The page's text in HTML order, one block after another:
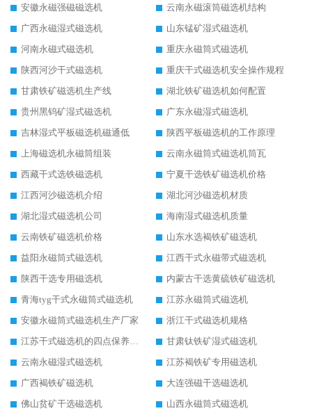
安徽永磁强磁磁选机
云南永磁滚筒磁选机结构
广西永磁湿式磁选机
山东锰矿湿式磁选机
河南永磁式磁选机
重庆永磁筒式磁选机
陕西河沙干式磁选机
重庆干式磁选机安全操作规程
甘肃铁矿磁选机生产线
湖北铁矿磁选机如何配置
贵州黑钨矿湿式磁选机
广东永磁湿式磁选机
吉林湿式平板磁选机磁通低
陕西平板磁选机的工作原理
上海磁选机永磁筒组装
云南永磁筒式磁选机筒瓦
西藏干式选铁磁选机
宁夏干选铁矿磁选机价格
江西河沙磁选机介绍
湖北河沙磁选机材质
湖北湿式磁选机公司
海南湿式磁选机质量
云南铁矿磁选机价格
山东水选褐铁矿磁选机
益阳永磁筒式磁选机
江西干式永磁带式磁选机
陕西干选专用磁选机
内蒙古干选黄硫铁矿磁选机
青海tyg干式永磁筒式磁选机
江苏永磁筒式磁选机
安徽永磁筒式磁选机生产厂家
浙江干式磁选机规格
江苏干式磁选机的四点保养秘籍
甘肃钛铁矿湿式磁选机
云南永磁湿式磁选机
江苏褐铁矿专用磁选机
广西褐铁矿磁选机
大连强磁干选磁选机
佛山贫矿干选磁选机
山西永磁筒式磁选机